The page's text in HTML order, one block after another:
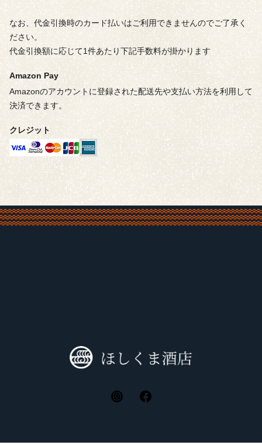
なお、代金引換時のカード払いはご利用できませんのでご了承く
ださい。
代金引換額に応じて1件あたり下記手数料が掛かります
Amazon Pay
Amazonのアカウントに登録された配送先や支払い方法を利用して
決済できます。
クレジット